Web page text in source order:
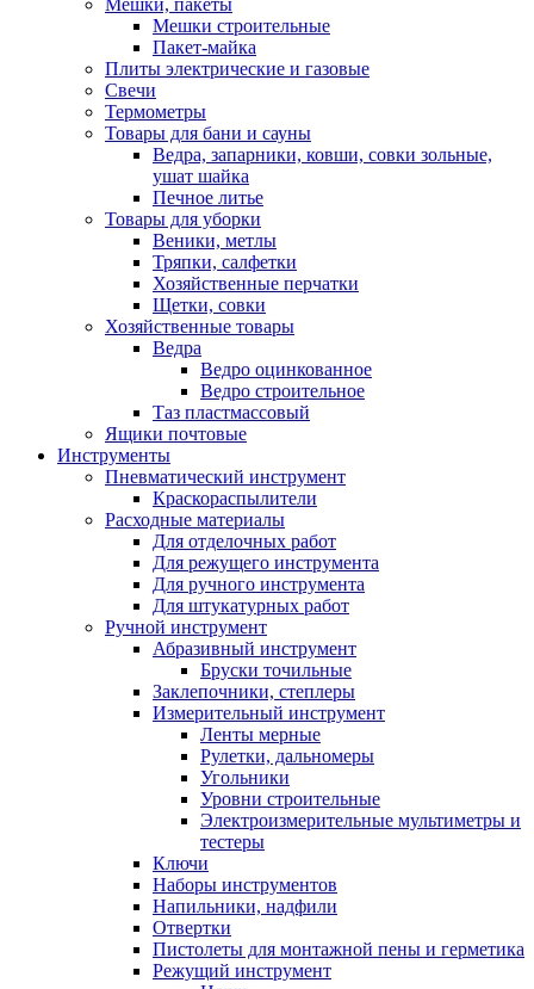
Мешки строительные
Пакет-майка
Плиты электрические и газовые
Свечи
Термометры
Товары для бани и сауны
Ведра, запарники, ковши, совки зольные,
ушат шайка
Печное литье
Товары для уборки
Веники, метлы
Тряпки, салфетки
Хозяйственные перчатки
Щетки, совки
Хозяйственные товары
Ведра
Ведро оцинкованное
Ведро строительное
Таз пластмассовый
Ящики почтовые
Инструменты
Пневматический инструмент
Краскораспылители
Расходные материалы
Для отделочных работ
Для режущего инструмента
Для ручного инструмента
Для штукатурных работ
Ручной инструмент
Абразивный инструмент
Бруски точильные
Заклепочники, степлеры
Измерительный инструмент
Ленты мерные
Рулетки, дальномеры
Угольники
Уровни строительные
Электроизмерительные мультиметры и
тестеры
Ключи
Наборы инструментов
Напильники, надфили
Отвертки
Пистолеты для монтажной пены и герметика
Режущий инструмент